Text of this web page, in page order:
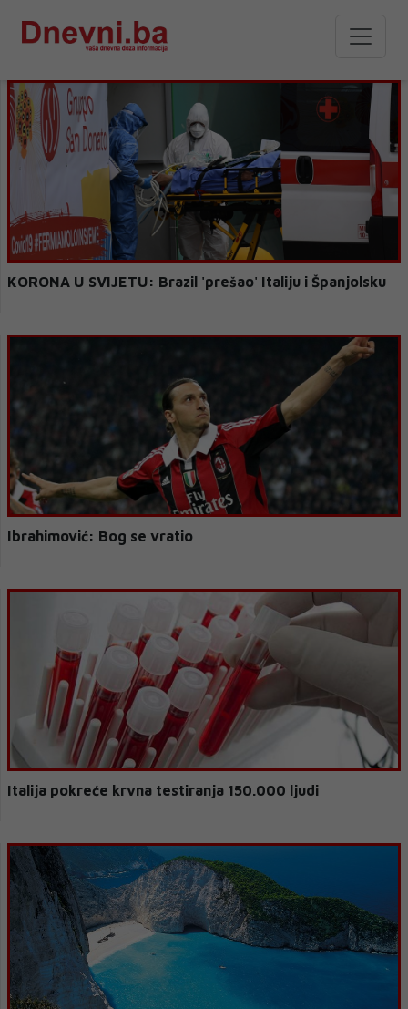
KORONA U SVIJETU: Brazil 'prešao' Italiju i Španjolsku
Ibrahimović: Bog se vratio
Italija pokreće krvna testiranja 150.000 ljudi